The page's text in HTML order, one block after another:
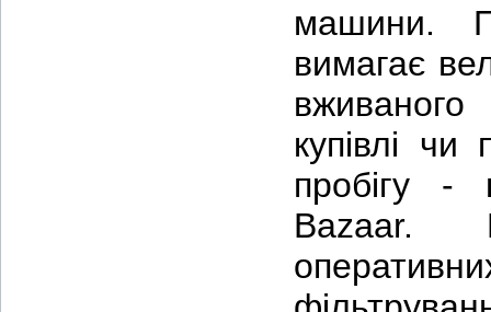
машини.
вимагає
купівлі
пробігу -
Bazaar.